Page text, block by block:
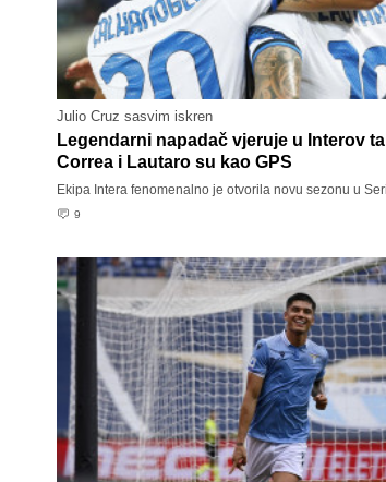
Julio Cruz sasvim iskren
Legendarni napadač vjeruje u Interov
Correa i Lautaro su kao GPS
Ekipa Intera fenomenalno je otvorila novu sezonu u
9